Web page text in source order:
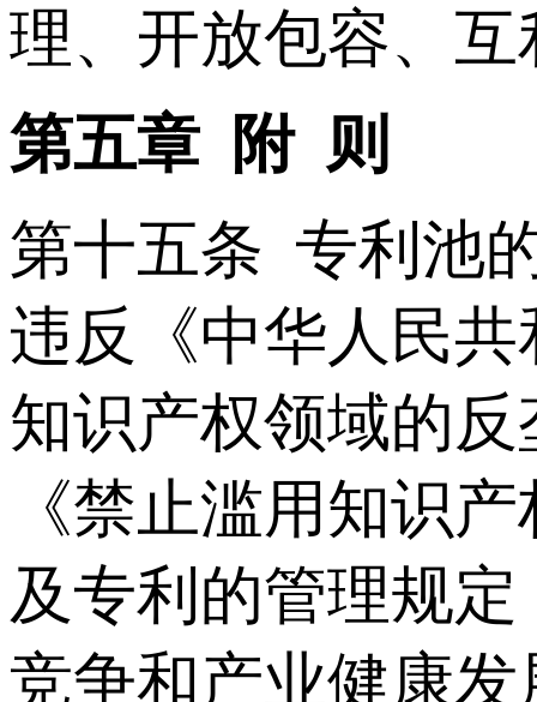
理、开放包容、
第五章 附 则
第十五条 专利池
违反《中华人民
知识产权领域的
《禁止滥用知识
及专利的管理规
竞争和产业健康